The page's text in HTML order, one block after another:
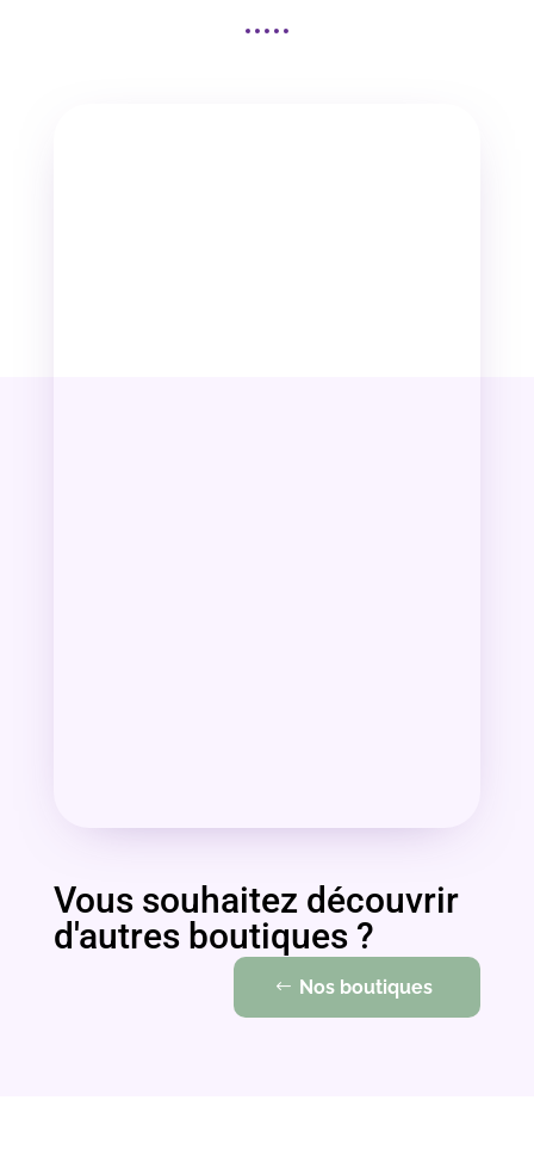
Vous souhaitez découvrir
d'autres boutiques ?
Nos boutiques